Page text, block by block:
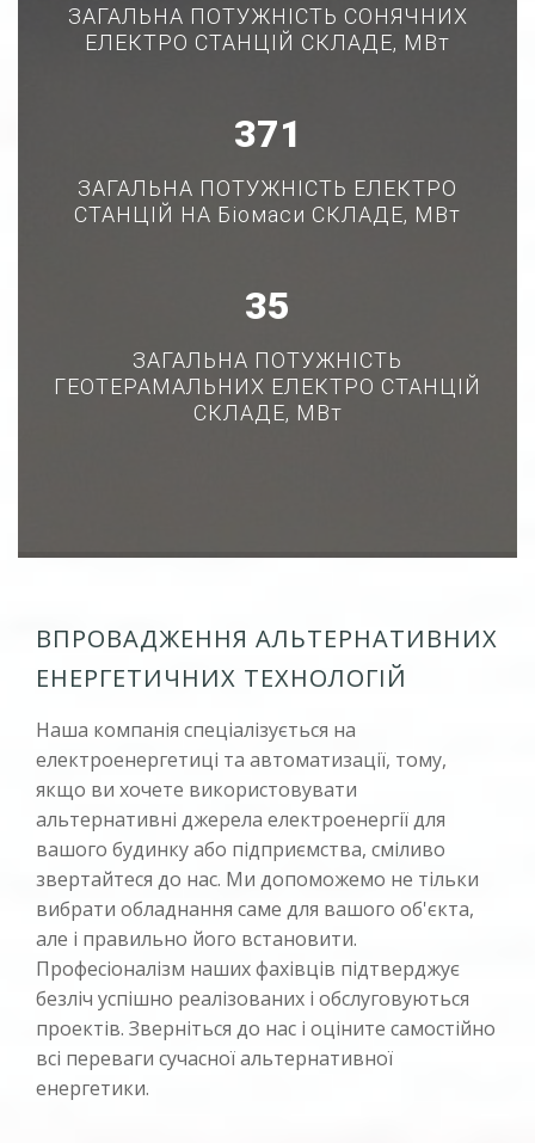
ЗАГАЛЬНА ПОТУЖНІСТЬ СОНЯЧНИХ
ЕЛЕКТРО СТАНЦІЙ СКЛАДЕ, МВт
464
ЗАГАЛЬНА ПОТУЖНІСТЬ ЕЛЕКТРО
СТАНЦІЙ НА Біомаси СКЛАДЕ, МВт
44
ЗАГАЛЬНА ПОТУЖНІСТЬ
ГЕОТЕРАМАЛЬНИХ ЕЛЕКТРО СТАНЦІЙ
СКЛАДЕ, МВт
ВПРОВАДЖЕННЯ АЛЬТЕРНАТИВНИХ
ЕНЕРГЕТИЧНИХ ТЕХНОЛОГІЙ
Наша компанія спеціалізується на
електроенергетиці та автоматизації, тому,
якщо ви хочете використовувати
альтернативні джерела електроенергії для
вашого будинку або підприємства, сміливо
звертайтеся до нас. Ми допоможемо не тільки
вибрати обладнання саме для вашого об'єкта,
але і правильно його встановити.
Професіоналізм наших фахівців підтверджує
безліч успішно реалізованих і обслуговуються
проектів. Зверніться до нас і оціните самостійно
всі переваги сучасної альтернативної
енергетики.